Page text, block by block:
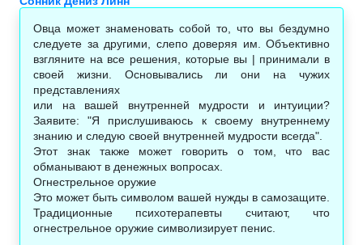
Овца может знаменовать собой то, что вы бездумно
следуете за другими, слепо доверяя им. Объективно
взгляните на все решения, которые вы | принимали в
своей жизни. Основывались ли они на чужих
представлениях
или на вашей внутренней мудрости и интуиции?
Заявите: "Я прислушиваюсь к своему внутреннему
знанию и следую своей внутренней мудрости всегда".
Этот знак также может говорить о том, что вас
обманывают в денежных вопросах.
Огнестрельное оружие
Это может быть символом вашей нужды в самозащите.
Традиционные психотерапевты считают, что
огнестрельное оружие символизирует пенис.